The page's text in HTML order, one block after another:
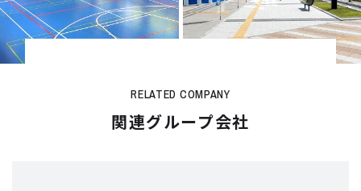
RELATED COMPANY
関連グループ会社